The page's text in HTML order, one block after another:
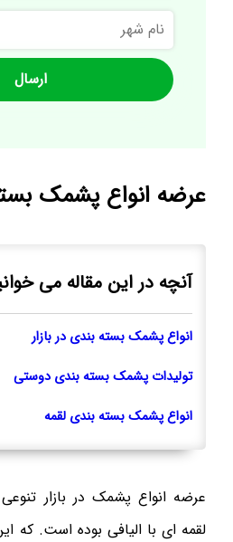
نام
شهر
عرضه انواع پشمک
آنچه در این مقاله می
انواع پشمک بسته بندی در بازار
تولیدات پشمک بسته بندی دوستی
انواع پشمک بسته بندی لقمه
عرضه انواع پشمک در بازار
لقمه ای با الیافی بوده است. که